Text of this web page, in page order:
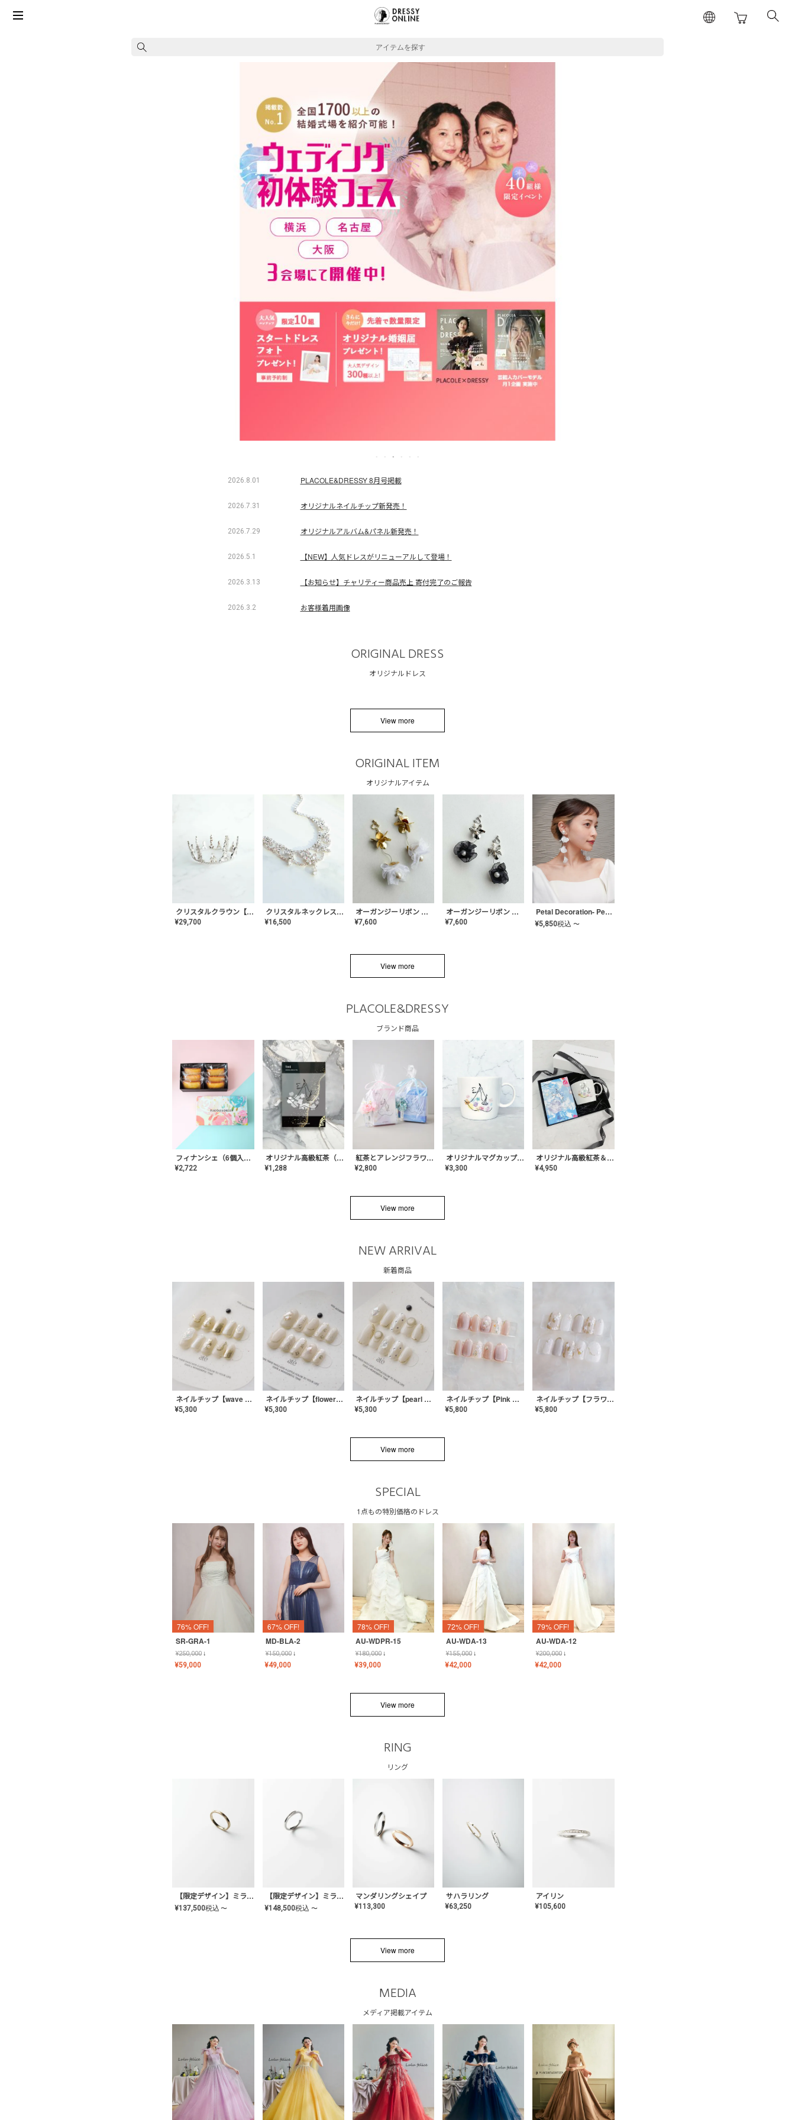
アイテムを探す
2026.8.01 PLACOLE&DRESSY 8月号掲載
2026.7.31 オリジナルネイルチップ新発売！
2026.7.29 オリジナルアルバム&パネル新発売！
2026.5.1 【NEW】人気ドレスがリニューアルして登場！
2026.3.13 【お知らせ】チャリティー商品売上 寄付完了のご報告
2026.3.2 お客様着用画像
ORIGINAL DRESS
オリジナルドレス
View more
ORIGINAL ITEM
オリジナルアイテム
クリスタルクラウン【MA-COHD-01】韓国風クラウン/ウェディングクラウン/ティアラ
¥29,700
クリスタルネックレス-Lace【MA-CONL-02】
¥16,500
オーガンジーリボン バレリーナイヤリング&ピアス【White】〈PV-COER-12〉
¥7,600
オーガンジーリボン バレリーナイヤリング&ピアス【Black】〈PV-COER-11〉
¥7,600
Petal Decoration- Pearl【JA-COER-3】
¥5,850税込 〜
View more
PLACOLE&DRESSY
ブランド商品
フィナンシェ（6個入り）
¥2,722
オリジナル高級紅茶（TIME/タイム）【ギフト/プチギフト/プレゼント/内祝い/結婚式/オリジナル配合/高品質/ハーブティー/茶葉/記念日/お返し/手土産/美容/おしゃれ】
¥1,288
紅茶とアレンジフラワーのセット
¥2,800
オリジナルマグカップ【AT-TW-03】ギフトセット有/プレゼント/内祝い/結婚式/ペア/食器/テーブルウェア/記念日/お返し/特別/高級/おしゃれ
¥3,300
オリジナル高級紅茶＆マグカップ ギフト【AT-GF-02】ギフトセット/プレゼント/内祝い/結婚式/ハーブティー/高品質/マグカップ/食器/記念日/お返し/手土産/美容/おしゃれ
¥4,950
View more
NEW ARRIVAL
新着商品
ネイルチップ【wave mirror】AE-CONA-04
¥5,300
ネイルチップ【flower shell】AE-CONA-03
¥5,300
ネイルチップ【pearl bijou】AE-CONA-02
¥5,300
ネイルチップ【Pink Glow Nail】MK-CONA-04
¥5,800
ネイルチップ【フラワーシフォンネイル】MK-CONA-03
¥5,800
View more
SPECIAL
1点もの特別価格のドレス
76% OFF!
SR-GRA-1
¥250,000↓
¥59,000
67% OFF!
MD-BLA-2
¥150,000↓
¥49,000
78% OFF!
AU-WDPR-15
¥180,000↓
¥39,000
72% OFF!
AU-WDA-13
¥155,000↓
¥42,000
79% OFF!
AU-WDA-12
¥200,000↓
¥42,000
View more
RING
リング
【限定デザイン】ミライ(mill-ai)リング
¥137,500税込 〜
【限定デザイン】ミライ(mill-ai)リング
¥148,500税込 〜
マンダリングシェイプ
¥113,300
サハラリング
¥63,250
アイリン
¥105,600
View more
MEDIA
メディア掲載アイテム